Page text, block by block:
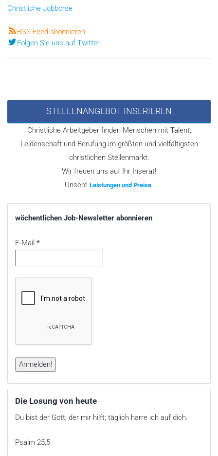
Christliche Jobbörse
RSS-Feed abonnieren
Folgen Sie uns auf Twitter
STELLENANGEBOT INSERIEREN
Christliche Arbeitgeber finden Menschen mit Talent,
Leidenschaft und Berufung im größten und vielfältigsten
christlichen Stellenmarkt.
Wir freuen uns auf Ihr Inserat!
Unsere Leistungen und Preise.
wöchentlichen Job-Newsletter abonnieren
E-Mail *
Die Losung von heute
Du bist der Gott, der mir hilft; täglich harre ich auf dich.
Psalm 25,5